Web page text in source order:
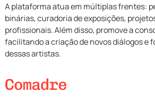
A plataforma atua em múltiplas frentes:
binárias, curadoria de exposições,
profissionais. Além disso, promove a
facilitando a criação de novos diálogos
dessas artistas.
Comadre